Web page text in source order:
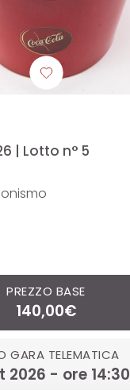
| Lotto n° 5
PREZZO BASE
140,00€
GARA TELEMATICA
2026 - ore 14:30